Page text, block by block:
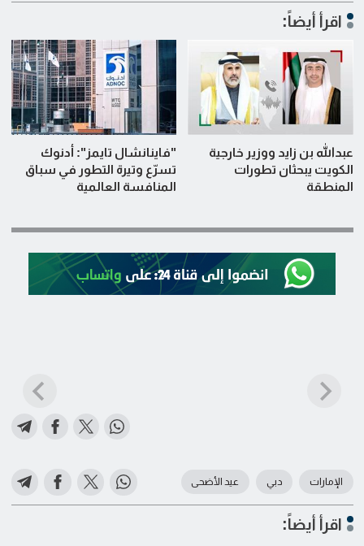
اقرأ أيضاً:
عبدالله بن زايد ووزير خارجية
الكويت يبحثان تطورات
المنطقة
"فاينانشال تايمز": أدنوك
تسرّع وتيرة التطور في سباق
المنافسة العالمية
الإمارات دبي عيد الأضحى
اقرأ أيضاً: